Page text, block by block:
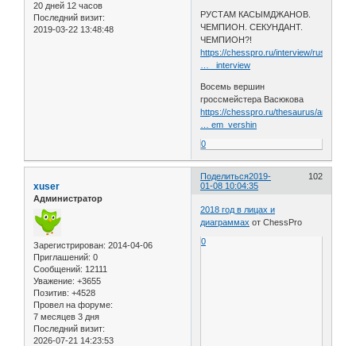
20 дней 12 часов
Последний визит:
2019-03-22 13:48:48
РУСТАМ КАСЫМДЖАНОВ.
ЧЕМПИОН. СЕКУНДАНТ.
ЧЕМПИОН?!
https://chesspro.ru/interview/rustam_ka
… _interview
Восемь вершин
гроссмейстера Васюкова
https://chesspro.ru/thesaurus/arhangels
… em_vershin
0
Поделиться 102
2019-
01-08 10:04:35
xuser
Администратор
Зарегистрирован: 2014-04-06
Приглашений: 0
Сообщений: 12111
Уважение: +3655
Позитив: +4528
Провел на форуме:
7 месяцев 3 дня
Последний визит:
2026-07-21 14:23:53
2018 год в лицах и
диаграммах от ChessPro
0